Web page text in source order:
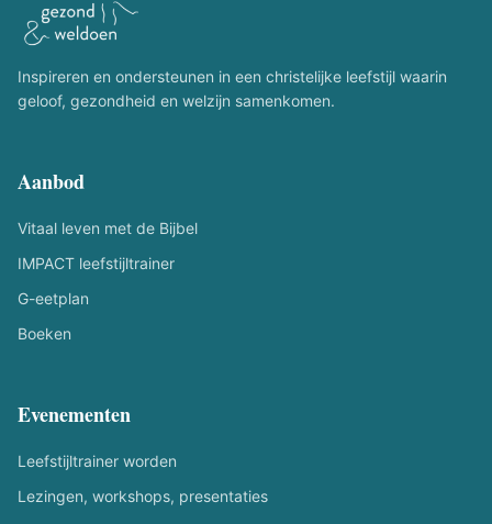
Inspireren en ondersteunen in een christelijke leefstijl waarin
geloof, gezondheid en welzijn samenkomen.
Aanbod
Vitaal leven met de Bijbel
IMPACT leefstijltrainer
G-eetplan
Boeken
Evenementen
Leefstijltrainer worden
Lezingen, workshops, presentaties